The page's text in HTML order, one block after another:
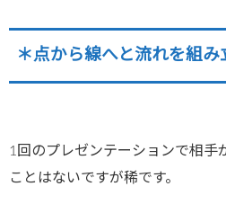
＊点から線へと流れを組み
1回のプレゼンテーションで相手
ことはないですが稀です。